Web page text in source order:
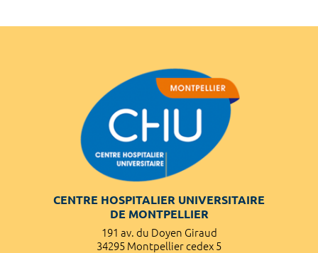
CENTRE HOSPITALIER UNIVERSITAIRE
DE MONTPELLIER
191 av. du Doyen Giraud
34295 Montpellier cedex 5